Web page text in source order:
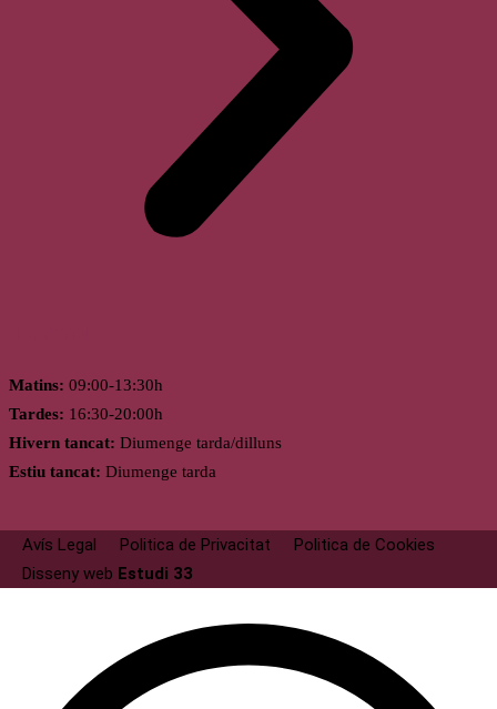
Matins: 09:00-13:30h
Tardes: 16:30-20:00h
Hivern tancat: Diumenge tarda/dilluns
Estiu tancat: Diumenge tarda
Avís Legal Politica de Privacitat
Politica de Cookies
Disseny web Estudi 33